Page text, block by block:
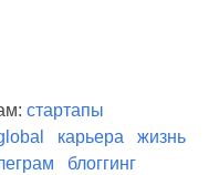
стартапы
карьера
жизнь
блоггинг